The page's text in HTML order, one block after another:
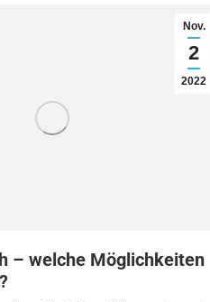
Nov.
2
2022
– welche Möglichkeiten